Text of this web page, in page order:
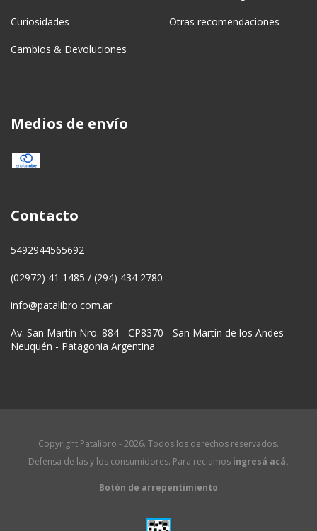
Curiosidades Otras recomendaciones
Cambios & Devoluciones
Medios de envío
Contacto
5492944565692
(02972) 41 1485 / (294) 434 2780
info@patalibro.com.ar
Av. San Martín Nro. 884 - CP8370 - San Martín de los Andes -
Neuquén - Patagonia Argentina
Copyright Patalibro - 2026. Todos los derechos reservados.
Defensa de las y los consumidores. Para reclamos ingresá acá.
Botón de arrepentimiento